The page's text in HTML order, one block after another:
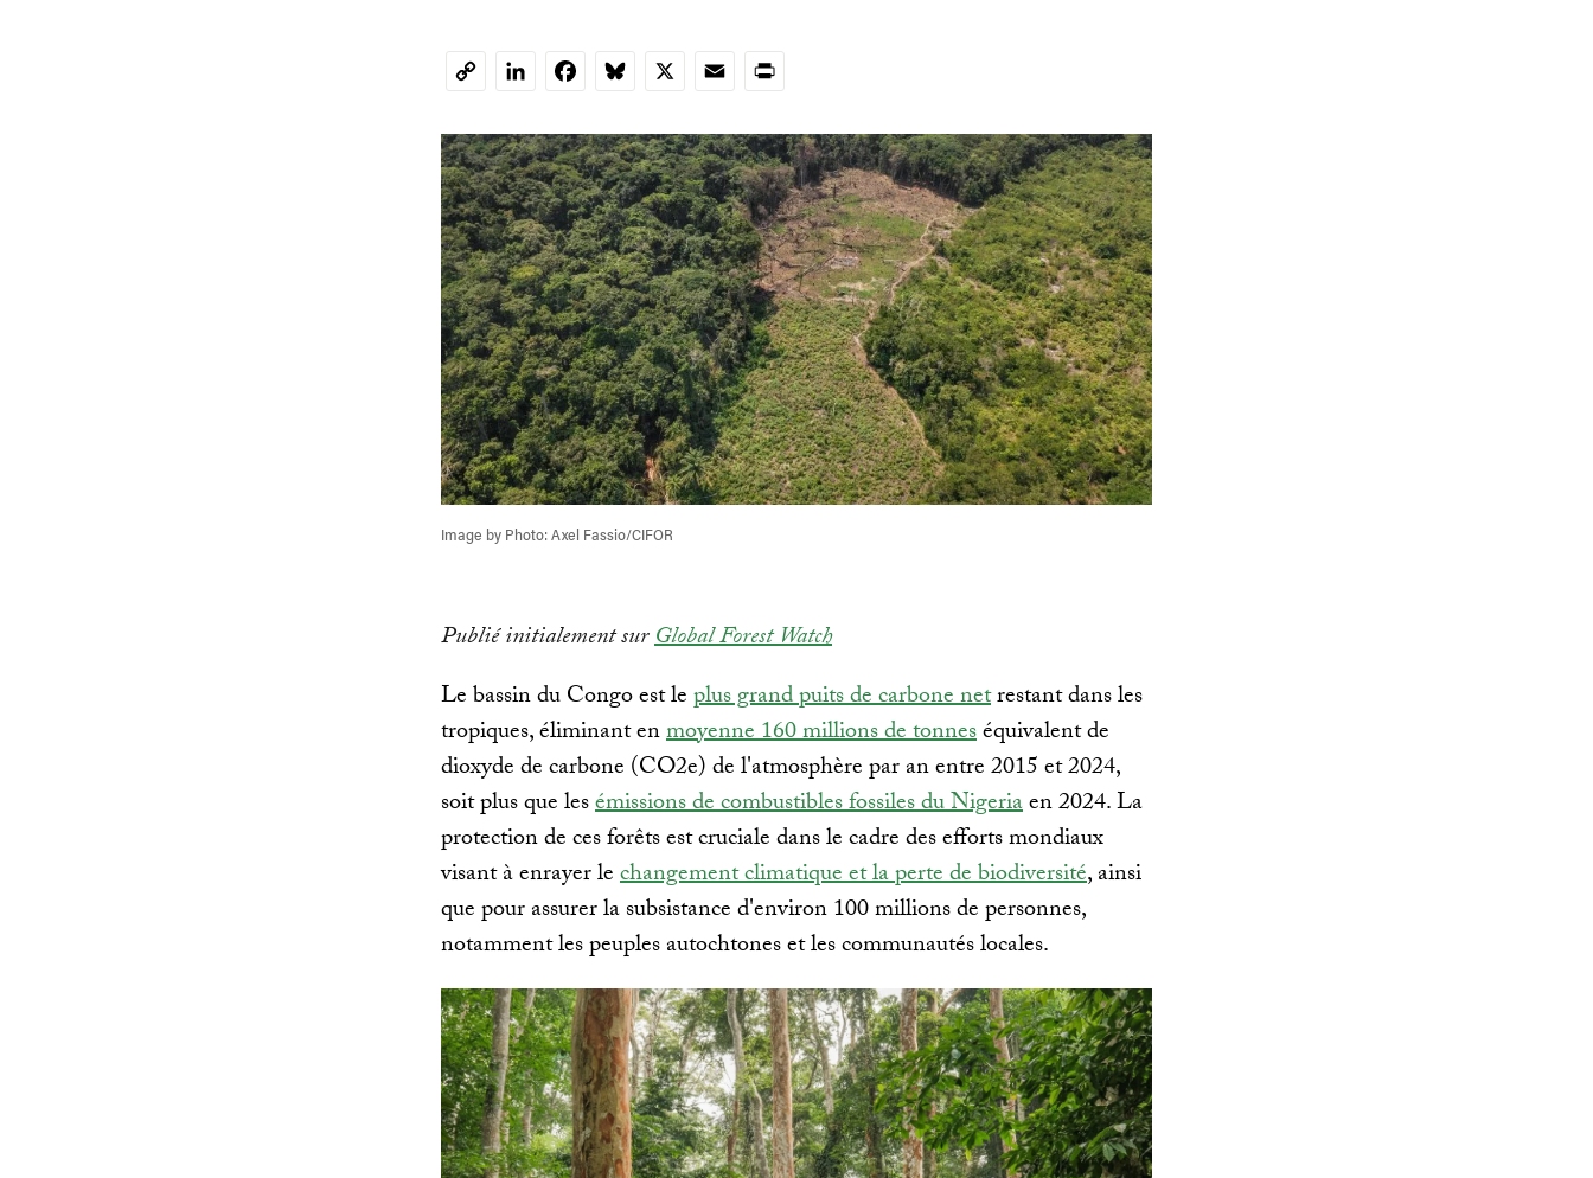
CopyLinkedInFacebookBluesky
X EmailPrint
Image by Photo: Axel Fassio/CIFOR
Publié initialement surGlobal Forest Watch
Le bassin du Congo est leplus grand puits de carbone netrestant dans les
tropiques, éliminant enmoyenne 160 millions de tonneséquivalent de
dioxyde de carbone (CO2e) de l'atmosphère par an entre 2015 et 2024,
soit plus que lesémissions de combustibles fossiles du Nigeriaen 2024. La
protection de ces forêts est cruciale dans le cadre des efforts mondiaux
visant à enrayer lechangement climatique et la perte de biodiversité, ainsi
que pour assurer la subsistance d'environ 100 millions de personnes,
notamment les peuples autochtones et les communautés locales.